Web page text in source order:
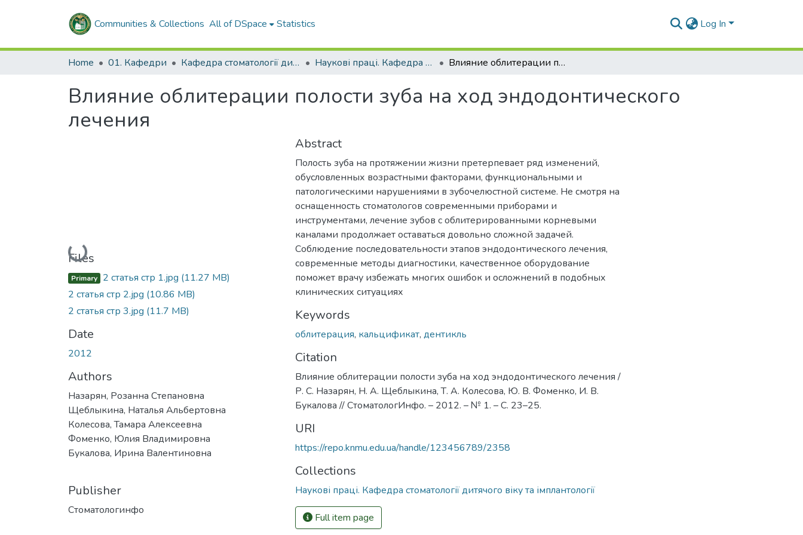
Communities & Collections All of DSpace Statistics Log In
Home 01. Кафедри Кафедра стоматології дитячого віку та імплантології Наукові праці. Кафедра стоматології дитячого віку та імплантології Влияние облитерации полости зуба на ход эндодонтического лечения
Влияние облитерации полости зуба на ход эндодонтического
лечения
Loading...
Files
Primary 2 статья стр 1.jpg (11.27 MB)
2 статья стр 2.jpg (10.86 MB)
2 статья стр 3.jpg (11.7 MB)
Date
2012
Authors
Назарян, Розанна Степановна
Щеблыкина, Наталья Альбертовна
Колесова, Тамара Алексеевна
Фоменко, Юлия Владимировна
Букалова, Ирина Валентиновна
Publisher
Стоматологинфо
Abstract
Полость зуба на протяжении жизни претерпевает ряд изменений,
обусловленных возрастными факторами, функциональными и
патологическими нарушениями в зубочелюстной системе. Не смотря на
оснащенность стоматологов современными приборами и
инструментами, лечение зубов с облитерированными корневыми
каналами продолжает оставаться довольно сложной задачей.
Соблюдение последовательности этапов эндодонтического лечения,
современные методы диагностики, качественное оборудование
поможет врачу избежать многих ошибок и осложнений в подобных
клинических ситуациях
Keywords
облитерация, кальцификат, дентикль
Citation
Влияние облитерации полости зуба на ход эндодонтического лечения /
Р. С. Назарян, Н. А. Щеблыкина, Т. А. Колесова, Ю. В. Фоменко, И. В.
Букалова // СтоматологИнфо. – 2012. – № 1. – С. 23–25.
URI
https://repo.knmu.edu.ua/handle/123456789/2358
Collections
Наукові праці. Кафедра стоматології дитячого віку та імплантології
Full item page